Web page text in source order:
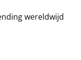
wereldwijd